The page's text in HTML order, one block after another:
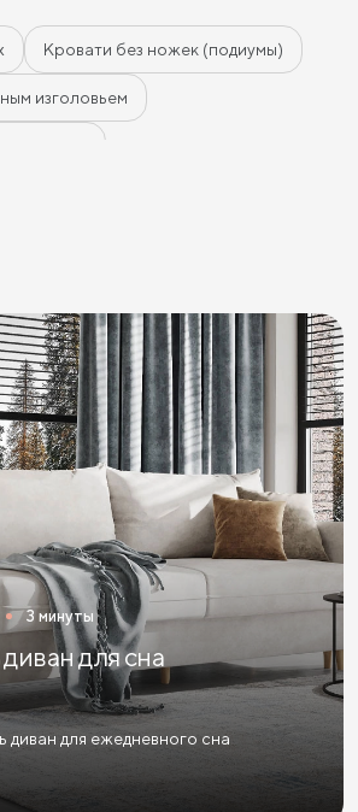
Кровати без ножек (подиумы)
изголовьем
ящиками
ящиками
ящиками
ящиками
ящиками Кровати мятного цвета
Кровати горчичного цвета
цвета
стиле Кровати в стиле лофт
стиле
стиле Кровати без изголовья
3 минуты
для сна
для ежедневного сна